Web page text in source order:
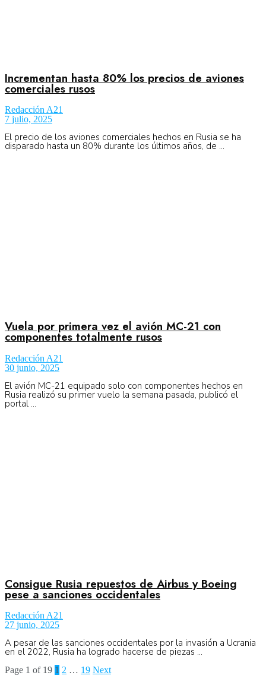
Incrementan hasta 80% los precios de aviones
comerciales rusos
Redacción A21
7 julio, 2025
El precio de los aviones comerciales hechos en Rusia se ha
disparado hasta un 80% durante los últimos años, de ...
Vuela por primera vez el avión MC-21 con
componentes totalmente rusos
Redacción A21
30 junio, 2025
El avión MC-21 equipado solo con componentes hechos en
Rusia realizó su primer vuelo la semana pasada, publicó el
portal ...
Consigue Rusia repuestos de Airbus y Boeing
pese a sanciones occidentales
Redacción A21
27 junio, 2025
A pesar de las sanciones occidentales por la invasión a Ucrania
en el 2022, Rusia ha logrado hacerse de piezas ...
Page 1 of 19 1 2 … 19 Next